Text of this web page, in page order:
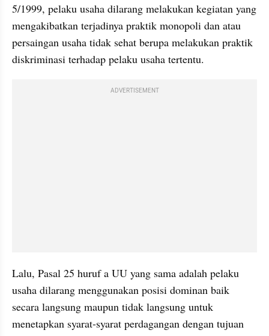
5/1999, pelaku usaha dilarang melakukan kegiatan yang
mengakibatkan terjadinya praktik monopoli dan atau
persaingan usaha tidak sehat berupa melakukan praktik
diskriminasi terhadap pelaku usaha tertentu.
ADVERTISEMENT
Lalu, Pasal 25 huruf a UU yang sama adalah pelaku
usaha dilarang menggunakan posisi dominan baik
secara langsung maupun tidak langsung untuk
menetapkan syarat-syarat perdagangan dengan tujuan